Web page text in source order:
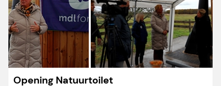
Opening Natuurtoilet